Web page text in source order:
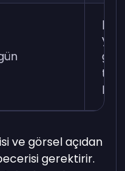
ve görsel açıdan
gerektirir.